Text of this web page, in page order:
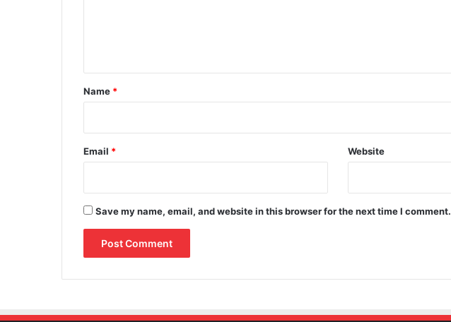
*
Name *
Email * Website
Save my name, email, and website in this browser for the next time I comment.